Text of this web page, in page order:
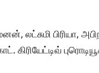
லட்சுமி
கிரியேட்டிவ்